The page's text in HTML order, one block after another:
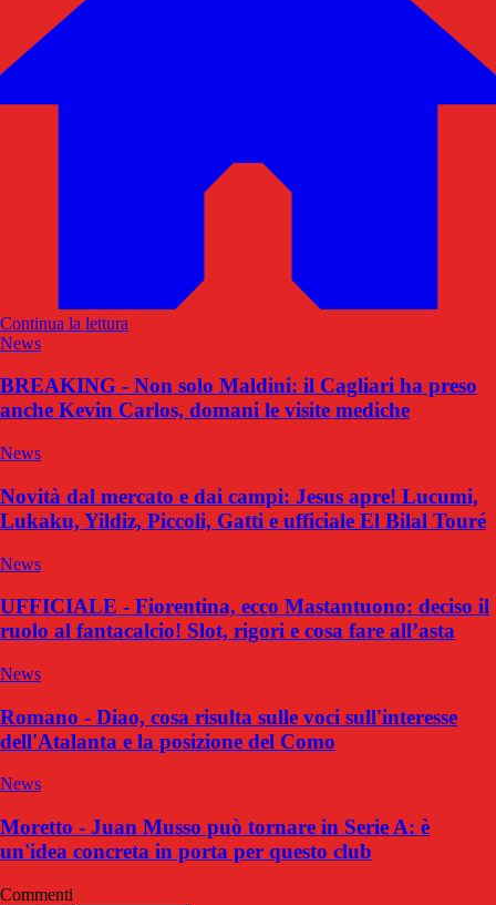
Continua la lettura
News
BREAKING - Non solo Maldini: il Cagliari ha preso
anche Kevin Carlos, domani le visite mediche
News
Novità dal mercato e dai campi: Jesus apre! Lucumi,
Lukaku, Yildiz, Piccoli, Gatti e ufficiale El Bilal Touré
News
UFFICIALE - Fiorentina, ecco Mastantuono: deciso il
ruolo al fantacalcio! Slot, rigori e cosa fare all’asta
News
Romano - Diao, cosa risulta sulle voci sull'interesse
dell'Atalanta e la posizione del Como
News
Moretto - Juan Musso può tornare in Serie A: è
un'idea concreta in porta per questo club
Commenti